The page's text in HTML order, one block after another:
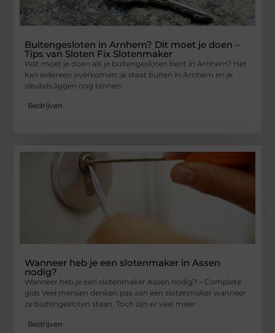
Buitengesloten in Arnhem? Dit moet je doen –
Tips van Sloten Fix Slotenmaker
Wat moet je doen als je buitengesloten bent in Arnhem? Het
kan iedereen overkomen: je staat buiten in Arnhem en je
sleutels liggen nog binnen.
Bedrijven
Wanneer heb je een slotenmaker in Assen
nodig?
Wanneer heb je een slotenmaker Assen nodig? – Complete
gids Veel mensen denken pas aan een slotenmaker wanneer
ze buitengesloten staan. Toch zijn er veel meer
Bedrijven